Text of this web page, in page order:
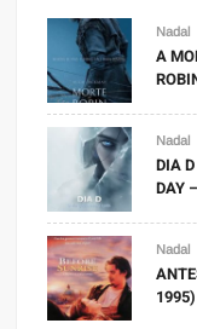
Nadal
A
Nadal
DIA
DAY
Nadal
1995)